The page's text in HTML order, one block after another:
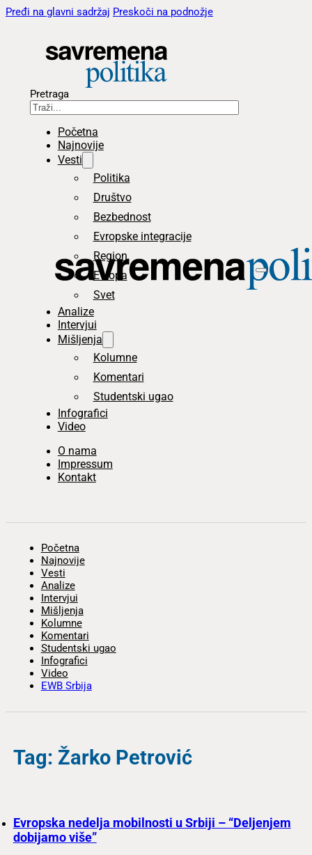
Pređi na glavni sadržaj Preskoči na podnožje
Pretraga
Početna
Najnovije
Vesti
Politika
Društvo
Bezbednost
Evropske integracije
Region
Evropa
Svet
Analize
Intervjui
Mišljenja
Kolumne
Komentari
Studentski ugao
Infografici
Video
O nama
Impressum
Kontakt
Početna
Najnovije
Vesti
Analize
Intervjui
Mišljenja
Kolumne
Komentari
Studentski ugao
Infografici
Video
EWB Srbija
Tag: Žarko Petrović
Evropska nedelja mobilnosti u Srbiji – “Deljenjem
dobijamo više”